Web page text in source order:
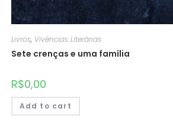
Livros, Vivências Literárias
Sete crenças e uma família
R$0,00
Add to cart